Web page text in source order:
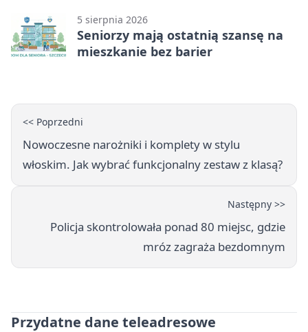
stracił dwubramkowe prowadzenie
5 sierpnia 2026
Seniorzy mają ostatnią szansę na
mieszkanie bez barier
<< Poprzedni
Nowoczesne narożniki i komplety w stylu
włoskim. Jak wybrać funkcjonalny zestaw z klasą?
Następny >>
Policja skontrolowała ponad 80 miejsc, gdzie
mróz zagraża bezdomnym
Przydatne dane teleadresowe